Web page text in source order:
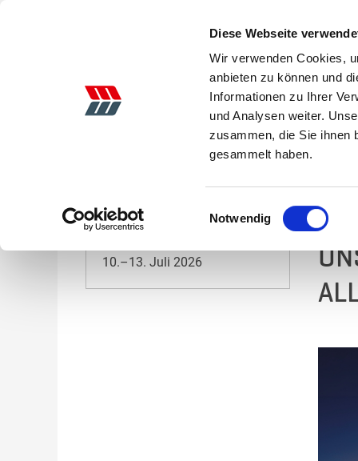
Diese Webseite
Wir verwenden Cookies,
anbieten zu können und
Informationen zu Ihrer
und Analysen weiter.
zusammen, die Sie ihnen
gesammelt haben.
Einwilligungsauswahl
Notwendig
AKTIONEN LANDTECHNIK GEBRAUCHTE
M&W-
Veranstaltungen 2026
Tarmstedter Ausstellung
10.–13. Juli 2026